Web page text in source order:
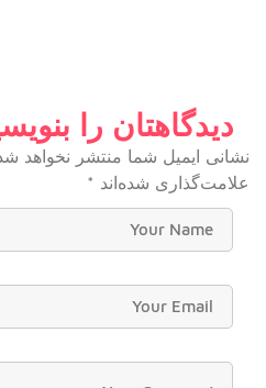
دیدگاهتان را
نشانی ایمیل شما منتشر نخواهد
علامت‌گذاری شده‌اند *